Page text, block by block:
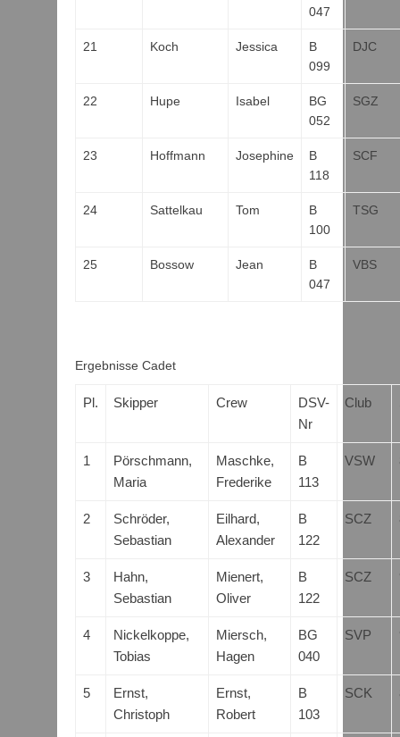
047
21 Koch Jessica
B
099
DJC
22 Hupe Isabel
BG
052
SGZ
23 Hoffmann Josephine
B
118
SCF
24 Sattelkau Tom
B
100
TSG
25 Bossow Jean
B
047
VBS
Ergebnisse Cadet
Pl. Skipper Crew
DSV-
Nr
Club
1
Pörschmann,
Maria
Maschke,
Frederike
B
113
VSW
2
Schröder,
Sebastian
Eilhard,
Alexander
B
122
SCZ
3
Hahn,
Sebastian
Mienert,
Oliver
B
122
SCZ
4
Nickelkoppe,
Tobias
Miersch,
Hagen
BG
040
SVP
5
Ernst,
Christoph
Ernst,
Robert
B
103
SCK